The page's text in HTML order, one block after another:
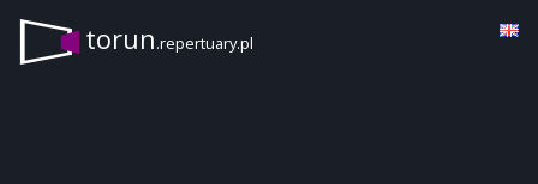
torun.repertuary.pl